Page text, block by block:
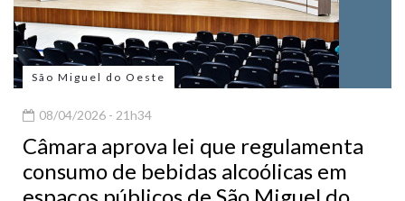
São Miguel do Oeste
08/04/2026 - 21h34
Câmara aprova lei que regulamenta
consumo de bebidas alcoólicas em